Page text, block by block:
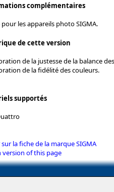
complémentaires
les appareils photo SIGMA.
de cette version
de la justesse de la balance
de la fidélité des couleurs.
supportés
la fiche de la marque SIGMA
version of this page